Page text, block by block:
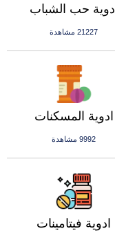
ادوية حب الشباب
21227 مشاهدة
ادوية المسكنات
9992 مشاهدة
ادوية فيتامينات